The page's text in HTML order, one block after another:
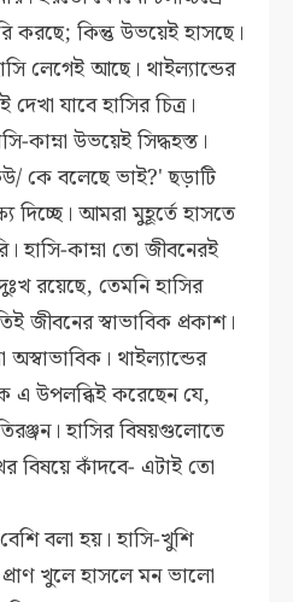
করছে; কিন্তু উভয়েই হাসছে।
লেগেই আছে। থাইল্যান্ডের
যাবে হাসির চিত্র।
কাম্না উভয়েই সিদ্ধহস্ত।
কে বলেছে ভাই?' ছড়াটি
দিচ্ছে। আমরা মুহূর্তে হাসতে
হাসি-কাম্না তো জীবনেরই
রয়েছে, তেমনি হাসির
জীবনের স্বাভাবিক প্রকাশ।
থাইল্যান্ডের
এ উপলব্ধিই করেছেন যে,
হাসির বিষয়গুলোতে
বিষয়ে কাঁদবে- এটাই তো
বলা হয়। হাসি-খুশি
খুলে হাসলে মন ভালো